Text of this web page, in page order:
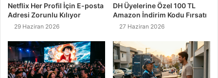
Netflix Her Profil İçin E-posta
Adresi Zorunlu Kılıyor
29 Haziran 2026
DH Üyelerine Özel 100 TL
Amazon İndirim Kodu Fırsatı
27 Haziran 2026